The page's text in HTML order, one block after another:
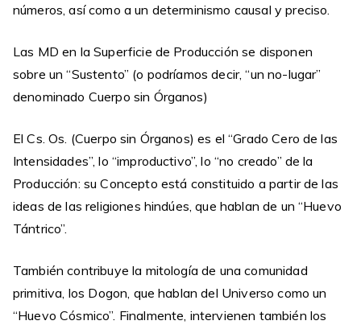
números, así como a un determinismo causal y preciso.
Las MD en la Superficie de Producción se disponen
sobre un “Sustento” (o podríamos decir, “un no-lugar”
denominado Cuerpo sin Órganos)
El Cs. Os. (Cuerpo sin Órganos) es el “Grado Cero de las
Intensidades”, lo “improductivo”, lo “no creado” de la
Producción: su Concepto está constituido a partir de las
ideas de las religiones hindúes, que hablan de un “Huevo
Tántrico”.
También contribuye la mitología de una comunidad
primitiva, los Dogon, que hablan del Universo como un
“Huevo Cósmico”. Finalmente, intervienen también los